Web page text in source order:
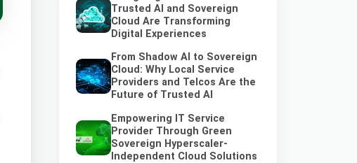
Trusted AI and Sovereign
Cloud Are Transforming
Digital Experiences
From Shadow AI to Sovereign
Cloud: Why Local Service
Providers and Telcos Are the
Future of Trusted AI
Empowering IT Service
Provider Through Green
Sovereign Hyperscaler-
Independent Cloud Solutions